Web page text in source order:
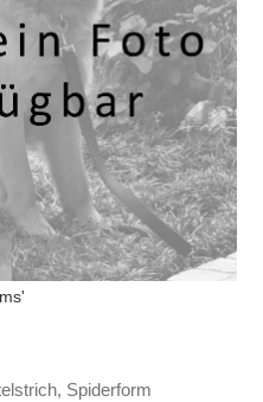
Spiderform